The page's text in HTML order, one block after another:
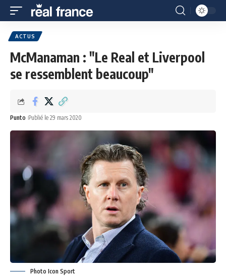
ACTUS
McManaman : "Le Real et Liverpool
se ressemblent beaucoup"
Punto Publié le 29 mars 2020
Photo Icon Sport